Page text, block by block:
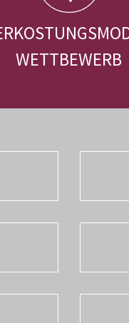
WETTBEWERB